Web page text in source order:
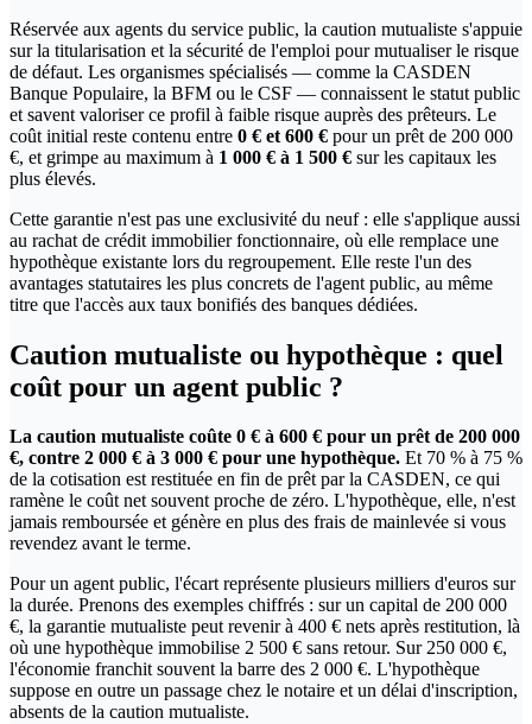
Réservée aux agents du service public, la caution mutualiste s'appuie
sur la titularisation et la sécurité de l'emploi pour mutualiser le risque
de défaut. Les organismes spécialisés — comme la CASDEN
Banque Populaire, la BFM ou le CSF — connaissent le statut public
et savent valoriser ce profil à faible risque auprès des prêteurs. Le
coût initial reste contenu entre 0 € et 600 € pour un prêt de 200 000
€, et grimpe au maximum à 1 000 € à 1 500 € sur les capitaux les
plus élevés.
Cette garantie n'est pas une exclusivité du neuf : elle s'applique aussi
au rachat de crédit immobilier fonctionnaire, où elle remplace une
hypothèque existante lors du regroupement. Elle reste l'un des
avantages statutaires les plus concrets de l'agent public, au même
titre que l'accès aux taux bonifiés des banques dédiées.
Caution mutualiste ou hypothèque : quel
coût pour un agent public ?
La caution mutualiste coûte 0 € à 600 € pour un prêt de 200 000
€, contre 2 000 € à 3 000 € pour une hypothèque. Et 70 % à 75 %
de la cotisation est restituée en fin de prêt par la CASDEN, ce qui
ramène le coût net souvent proche de zéro. L'hypothèque, elle, n'est
jamais remboursée et génère en plus des frais de mainlevée si vous
revendez avant le terme.
Pour un agent public, l'écart représente plusieurs milliers d'euros sur
la durée. Prenons des exemples chiffrés : sur un capital de 200 000
€, la garantie mutualiste peut revenir à 400 € nets après restitution, là
où une hypothèque immobilise 2 500 € sans retour. Sur 250 000 €,
l'économie franchit souvent la barre des 2 000 €. L'hypothèque
suppose en outre un passage chez le notaire et un délai d'inscription,
absents de la caution mutualiste.